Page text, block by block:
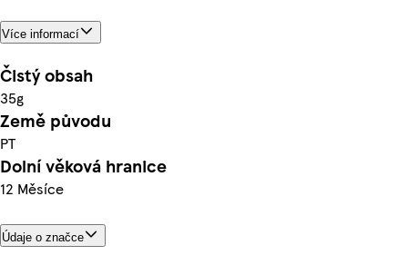
Více informací
Čistý obsah
35g
Země původu
PT
Dolní věková hranice
12 Měsíce
Údaje o značce